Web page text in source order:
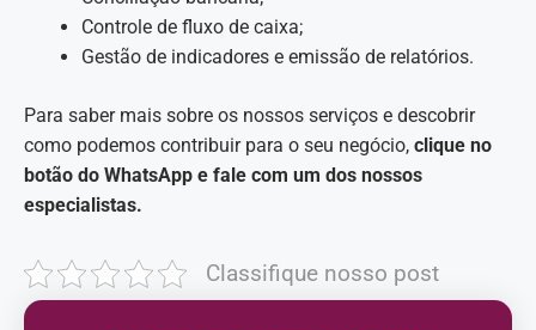
Controle de fluxo de caixa;
Gestão de indicadores e emissão de relatórios.
Para saber mais sobre os nossos serviços e descobrir
como podemos contribuir para o seu negócio, clique no
botão do WhatsApp e fale com um dos nossos
especialistas.
Classifique nosso post